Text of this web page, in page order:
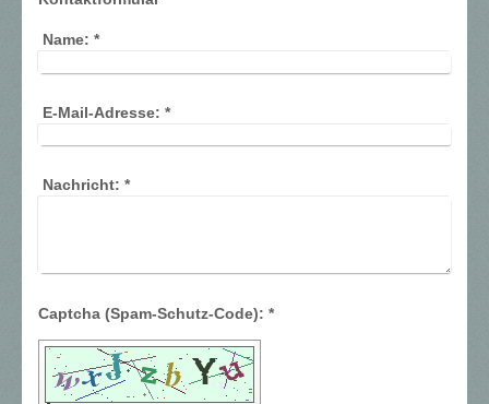
Name: *
E-Mail-Adresse: *
Nachricht: *
Captcha (Spam-Schutz-Code): *